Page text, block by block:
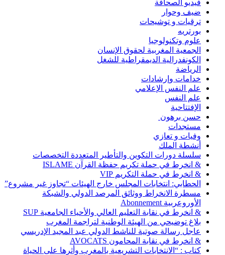
فيديو الصحافة
ضيف وحوار
ترقيات و توشيحات
بورتريه
علوم وتكنولوجيا
الجمعية المغربية لحقوق الإنسان
الكونفدرالية الديمقراطية للشغل
الرياضة
خدامات وإرشادات
علم النفس الإعلامي
علم النفس
الإفتتاحية
حسن برهون
مستجدات
وفيات و تعازي
أنشطة الملك
سلسلة دورات التكوين والتأطير المتعددة التخصصات
& انخرط في حملة تكريم حفظة القرآن ISLAME
& انخرط في حملة التكريم VIP
الحطابي: انتخابات المجلس خارج الهيئات “تجاوز غير مشروع”
مسطرة الانخراط ووثائق المرصد الدولي والشبكة
الأوروعربية Abonnement
& انخرط في نقابة التعليم العالي والأحياء الجامعية SUP
بلاغ توضيحي من الهيئة الوطنية لتراجمة المغرب
عاجل رسالة صوتية للناشط الدولي عبد المجيد الإدريسي
& انخرط في نقابة المحامون AVOCATS
كتاب : “الانتخابات التشريعية بالمغرب وأثرها على الحياة